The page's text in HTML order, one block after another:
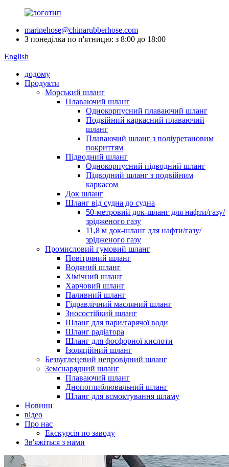
marinehose@chinarubberhose.com
З понеділка по п'ятницю: з 8:00 до 18:00
English
додому
Продукти
Морський шланг
Плаваючий шланг
Однокорпусний плаваючий шланг
Подвійний каркасний плаваючий
шланг
Плаваючий шланг з поліуретановим
покриттям
Підводний шланг
Однокорпусний підводний шланг
Підводний шланг з подвійним
каркасом
Док шланг
Шланг від судна до судна
50-метровий док-шланг для нафти/газу/
зрідженого газу
11,8 м док-шланг для нафти/газу/
зрідженого газу
Промисловий гумовий шланг
Повітряний шланг
Водяний шланг
Хімічний шланг
Харчовий шланг
Паливний шланг
Гідравлічний масляний шланг
Зносостійкий шланг
Шланг для пари/гарячої води
Шланг радіатора
Шланг для фосфорної кислоти
Ізоляційний шланг
Безвуглецевий непровідний шланг
Земснарядний шланг
Плаваючий шланг
Днопоглиблювальний шланг
Шланг для всмоктування шламу
Новини
відео
Про нас
Екскурсія по заводу
Зв'яжіться з нами